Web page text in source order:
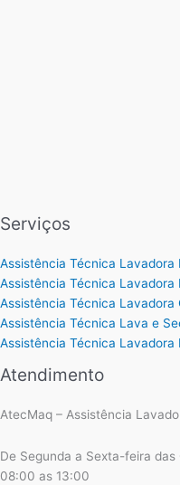
Serviços
Assistência Técnica Lavadora
Assistência Técnica Lavadora
Assistência Técnica Lavadora
Assistência Técnica Lava e
Assistência Técnica Lavadora
Atendimento
AtecMaq – Assistência
De Segunda a Sexta-feira
08:00 as 13:00